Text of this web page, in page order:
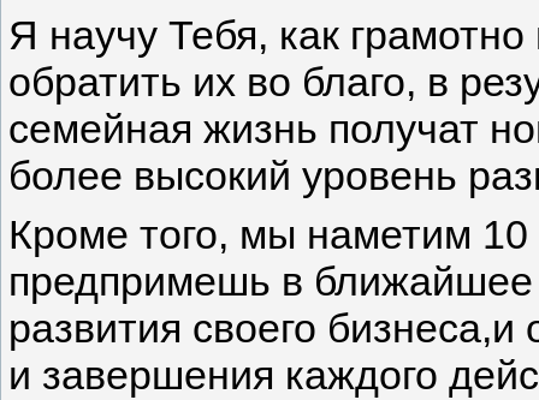
Я научу Тебя, как
обратить их во благо, в
семейная жизнь получат
более высокий уровень
Кроме того, мы наметим
предпримешь в
развития своего
и завершения каждого